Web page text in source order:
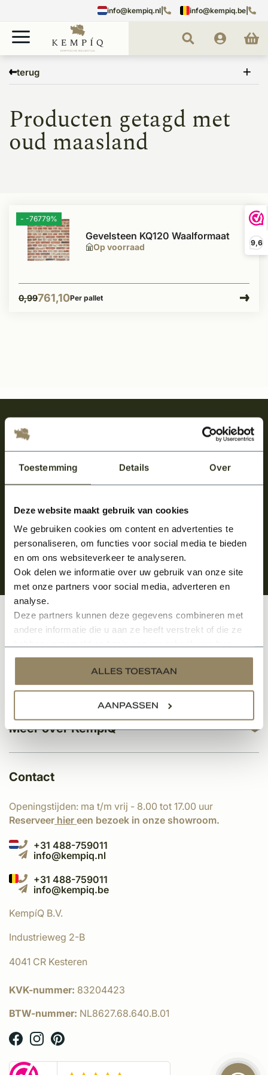
Toestemming Details Over
Deze website maakt gebruik van cookies
We gebruiken cookies om content en advertenties te
personaliseren, om functies voor social media te bieden
en om ons websiteverkeer te analyseren.
Ook delen we informatie over uw gebruik van onze site
met onze partners voor social media, adverteren en
analyse.
Deze partners kunnen deze gegevens combineren met
andere informatie die u aan ze heeft verstrekt of die ze
services.
ALLES TOESTAAN
AANPASSEN
9,6
info@kempiq.nl info@kempiq.be
terug
oud maasland
Producten getagd met
oud maasland
- -76779%
Op voorraad
Gevelsteen KQ120 Waalformaat
0,99761,10Per pallet
Meld je aan en ontvang het laatste nieuws
over onze kempische bouwstijl!
Aanmelden voor de nieuwsbrief
Meer over KempíQ
Klantenservice
Contact
Openingstijden: ma t/m vrij - 8.00 tot 17.00 uur
Reserveer hier een bezoek in onze showroom.
+31 488-759011
info@kempiq.nl
+31 488-759011
info@kempiq.be
KempíQ B.V.
Industrieweg 2-B
4041 CR Kesteren
KVK-nummer: 83204423
BTW-nummer: NL8627.68.640.B.01